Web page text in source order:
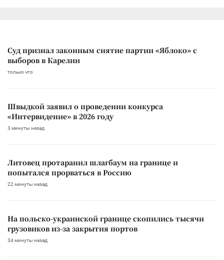
Суд признал законным снятие партии «Яблоко» с
выборов в Карелии
только что
Швыдкой заявил о проведении конкурса
«Интервидение» в 2026 году
3 минуты назад
Литовец протаранил шлагбаум на границе и
попытался прорваться в Россию
22 минуты назад
На польско-украинской границе скопились тысячи
грузовиков из-за закрытия портов
34 минуты назад